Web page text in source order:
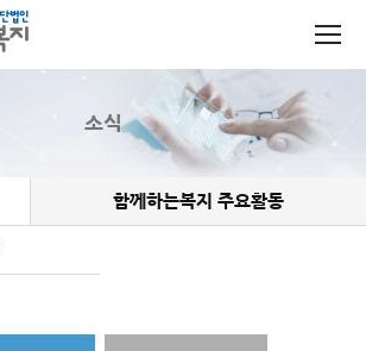
소식
함께하는복지 주요활동